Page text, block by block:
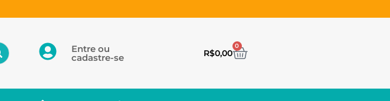
Entre ou
cadastre-se R$0,00
0